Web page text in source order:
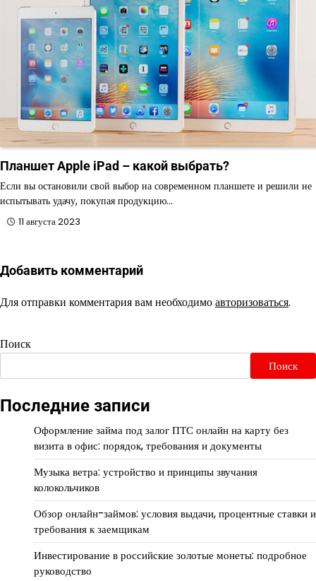
Планшет Apple iPad – какой выбрать?
Если вы остановили свой выбор на современном планшете и решили не
испытывать удачу, покупая продукцию…
11 августа 2023
Добавить комментарий
Для отправки комментария вам необходимоавторизоваться.
Поиск
Поиск
Последние записи
Оформление займа под залог ПТС онлайн на карту без
визита в офис: порядок, требования и документы
Музыка ветра: устройство и принципы звучания
колокольчиков
Обзор онлайн-займов: условия выдачи, процентные ставки и
требования к заемщикам
Инвестирование в российские золотые монеты: подробное
руководство